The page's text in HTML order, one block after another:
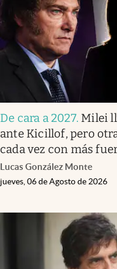
De cara a 2027. Milei
ante Kicillof, pero
cada vez con más
Lucas González Monte
jueves, 06 de Agosto de 2026